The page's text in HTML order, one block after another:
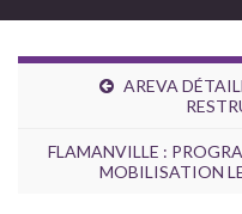
AREVA
FLAMANVILLE :
MOBILISATION